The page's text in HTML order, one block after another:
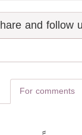
For comments